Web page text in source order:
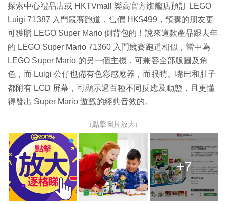
探索中心禮品店或 HKTVmall 樂高官方旗艦店預訂 LEGO
Luigi 71387 入門競賽跑道，售價 HK$499，預購的朋友更
可獲贈 LEGO Super Mario 側背包的！說來這款產品跟去年
的 LEGO Super Mario 71360 入門競賽跑道相似，當中為
LEGO Super Mario 的另一個主機，可兼容全部版圖及角
色，而 Luigi 公仔也備有色彩感應器，而眼睛、嘴巴和肚子
都附有 LCD 屏幕，可顯示過百種不同反應及動態，且更懂
得發出 Super Mario 遊戲的經典音效的。
↓點擊圖片放大↓
+7